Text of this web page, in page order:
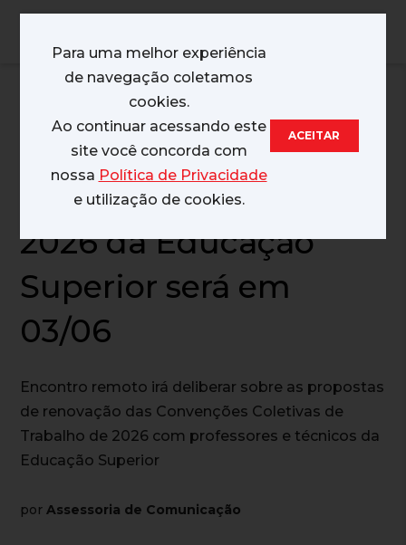
Assembleia para
aprovação da CCT
2026 da Educação
Superior será em
03/06
Encontro remoto irá deliberar sobre as propostas
de renovação das Convenções Coletivas de
Trabalho de 2026 com professores e técnicos da
Educação Superior
porAssessoria de Comunicação
Para uma melhor experiência
de navegação coletamos
cookies.
Ao continuar acessando este
site você concorda com
nossa Política de Privacidade
e utilização de cookies.
ACEITAR